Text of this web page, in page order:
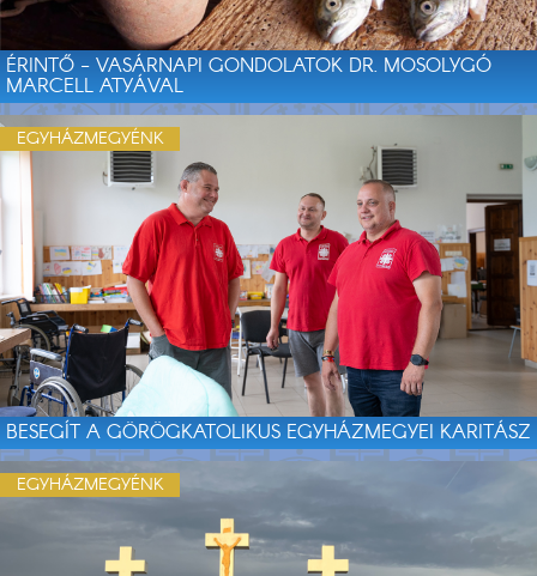
ÉRINTŐ - VASÁRNAPI GONDOLATOK DR. MOSOLYGÓ
MARCELL ATYÁVAL
BESEGÍT A GÖRÖGKATOLIKUS EGYHÁZMEGYEI KARITÁSZ
EGYHÁZMEGYÉNK
EGYHÁZMEGYÉNK